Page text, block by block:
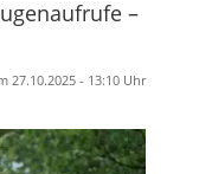
–
27.10.2025 - 13:10 Uhr